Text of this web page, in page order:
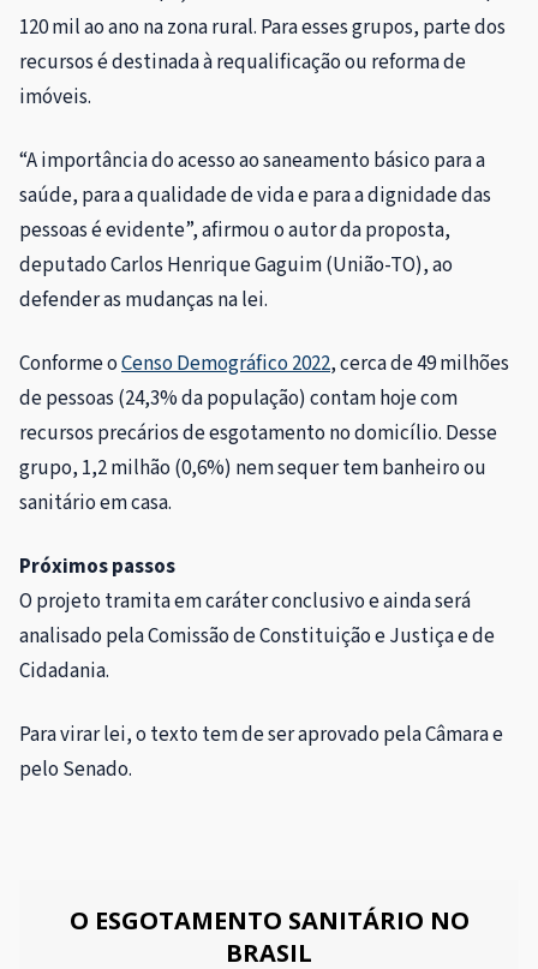
120 mil ao ano na zona rural. Para esses grupos, parte dos
recursos é destinada à requalificação ou reforma de
imóveis.
“A importância do acesso ao saneamento básico para a
saúde, para a qualidade de vida e para a dignidade das
pessoas é evidente”, afirmou o autor da proposta,
deputado Carlos Henrique Gaguim (União-TO), ao
defender as mudanças na lei.
Conforme oCenso Demográfico 2022, cerca de 49 milhões
de pessoas (24,3% da população) contam hoje com
recursos precários de esgotamento no domicílio. Desse
grupo, 1,2 milhão (0,6%) nem sequer tem banheiro ou
sanitário em casa.
Próximos passos
O projeto tramita emcaráter conclusivoe ainda será
analisado pela Comissão de Constituição e Justiça e de
Cidadania.
Para virar lei, o texto tem de ser aprovado pela Câmara e
pelo Senado.